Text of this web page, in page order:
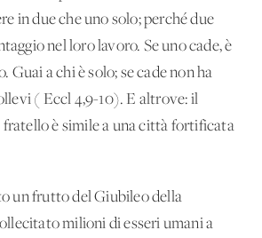
in due che uno solo; perché due
nel loro lavoro. Se uno cade, è
Guai a chi è solo; se cade non ha
( Eccl 4,9-10). E altrove: il
è simile a una città fortificata
un frutto del Giubileo della
milioni di esseri umani a